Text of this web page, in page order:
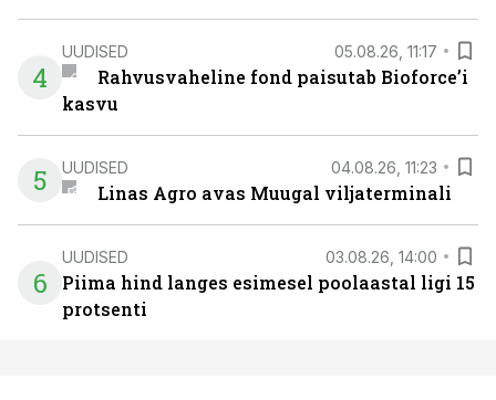
4
UUDISED 05.08.26, 11:17
Rahvusvaheline fond paisutab Bioforce’i
kasvu
5 UUDISED 04.08.26, 11:23
Linas Agro avas Muugal viljaterminali
6
UUDISED 03.08.26, 14:00
Piima hind langes esimesel poolaastal ligi 15
protsenti